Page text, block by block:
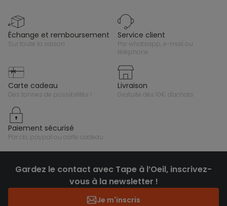
échange et remboursement
sur toute la saison
service client
par whatsapp, e-mail ou
téléphone
carte cadeau
des tonnes de possibilités !
livraison
gratuite dès 10€ d'achats
paiement sécurisé
par cb, paypal ou carte cadeau
Gardez le contact avec Tape à l’Oeil, inscrivez-
vous à la newsletter !
Je m'inscris